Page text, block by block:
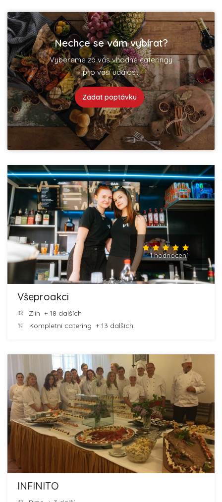
Nechce se vám vybírat?
Vybereme za vás vhodné cateringy
pro vaší událost.
Zadat poptávku
1 hodnocení
Všeproakci
Zlín + 18 dalších
Kompletní catering + 13 dalších
INFINITO